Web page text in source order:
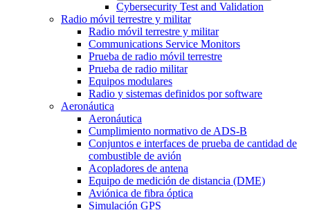
Cybersecurity Test and Validation
Radio móvil terrestre y militar
Radio móvil terrestre y militar
Communications Service Monitors
Prueba de radio móvil terrestre
Prueba de radio militar
Equipos modulares
Radio y sistemas definidos por software
Aeronáutica
Aeronáutica
Cumplimiento normativo de ADS-B
Conjuntos e interfaces de prueba de cantidad de
combustible de avión
Acopladores de antena
Equipo de medición de distancia (DME)
Aviónica de fibra óptica
Simulación GPS